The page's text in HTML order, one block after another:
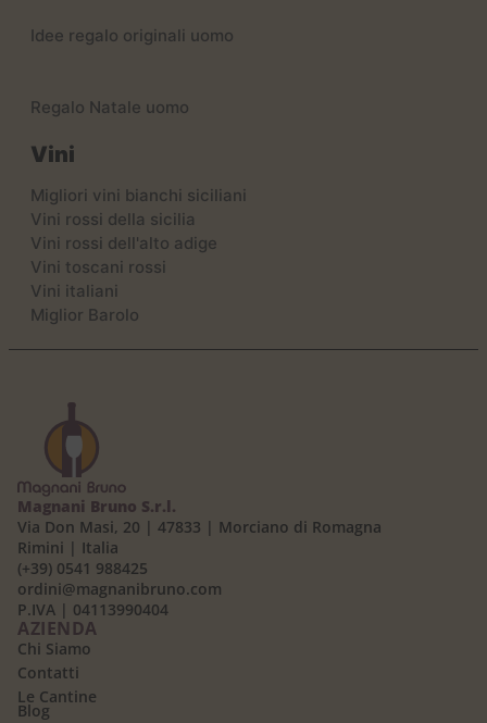
Idee regalo originali uomo
Regalo Natale uomo
Vini
Migliori vini bianchi siciliani
Vini rossi della sicilia
Vini rossi dell'alto adige
Vini toscani rossi
Vini italiani
Miglior Barolo
Magnani Bruno S.r.l.
Via Don Masi, 20 | 47833 | Morciano di Romagna
Rimini | Italia
(+39) 0541 988425
ordini@magnanibruno.com
P.IVA | 04113990404
AZIENDA
Chi Siamo
Contatti
Le Cantine
Blog